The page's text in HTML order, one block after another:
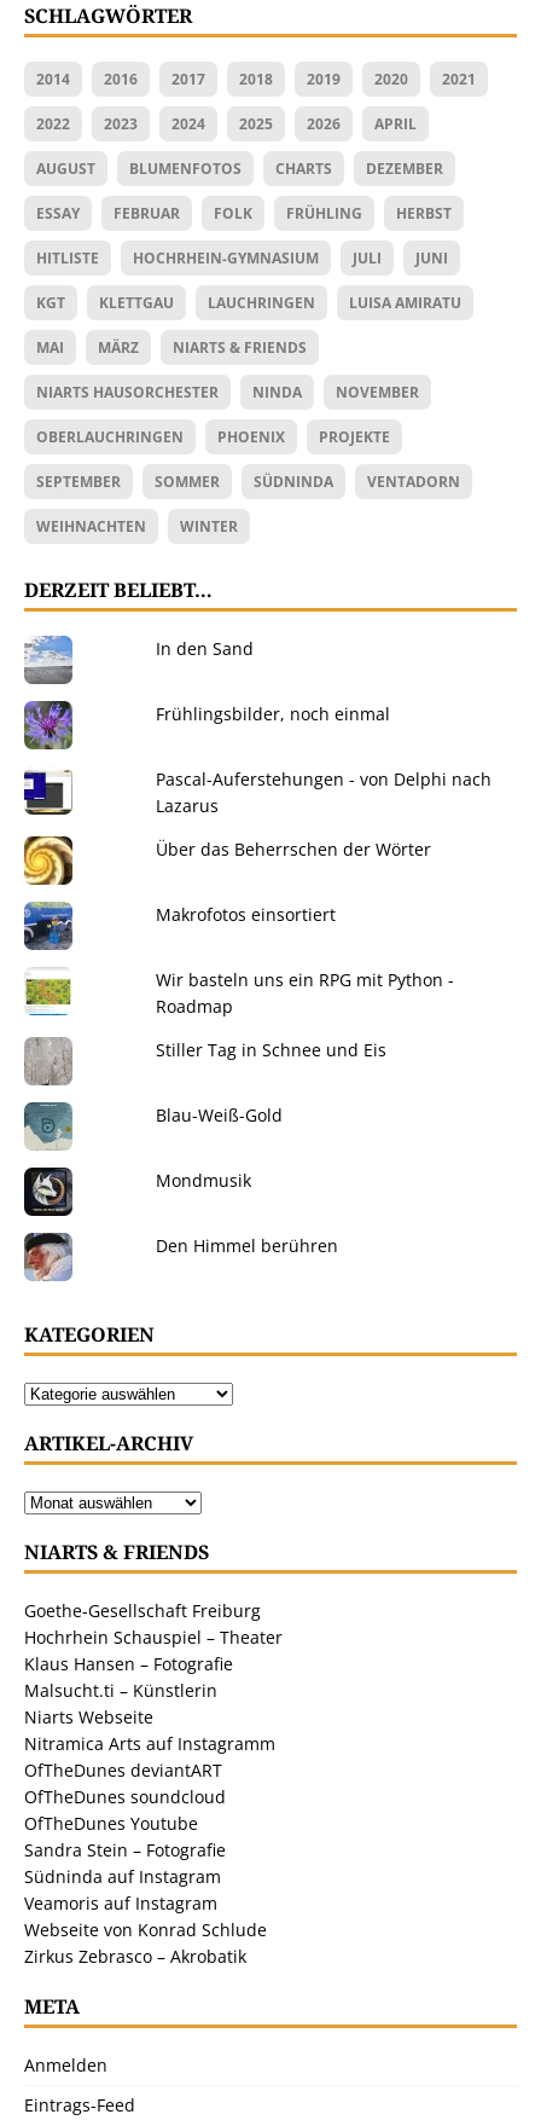
SCHLAGWÖRTER
2014 2016 2017 2018 2019 2020 2021
2022 2023 2024 2025 2026 APRIL
AUGUST BLUMENFOTOS CHARTS DEZEMBER
ESSAY FEBRUAR FOLK FRÜHLING HERBST
HITLISTE HOCHRHEIN-GYMNASIUM JULI JUNI
KGT KLETTGAU LAUCHRINGEN LUISA AMIRATU
MAI MÄRZ NIARTS & FRIENDS
NIARTS HAUSORCHESTER NINDA NOVEMBER
OBERLAUCHRINGEN PHOENIX PROJEKTE
SEPTEMBER SOMMER SÜDNINDA VENTADORN
WEIHNACHTEN WINTER
DERZEIT BELIEBT…
In den Sand
Frühlingsbilder, noch einmal
Pascal-Auferstehungen - von Delphi nach
Lazarus
Über das Beherrschen der Wörter
Makrofotos einsortiert
Wir basteln uns ein RPG mit Python -
Roadmap
Stiller Tag in Schnee und Eis
Blau-Weiß-Gold
Mondmusik
Den Himmel berühren
KATEGORIEN
ARTIKEL-ARCHIV
NIARTS & FRIENDS
Goethe-Gesellschaft Freiburg
Hochrhein Schauspiel – Theater
Klaus Hansen – Fotografie
Malsucht.ti – Künstlerin
Niarts Webseite
Nitramica Arts auf Instagramm
OfTheDunes deviantART
OfTheDunes soundcloud
OfTheDunes Youtube
Sandra Stein – Fotografie
Südninda auf Instagram
Veamoris auf Instagram
Webseite von Konrad Schlude
Zirkus Zebrasco – Akrobatik
META
Anmelden
Eintrags-Feed